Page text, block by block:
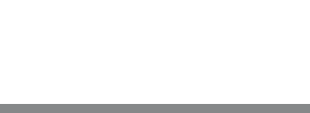
Διαστάσεις 40 x 75 x 19...